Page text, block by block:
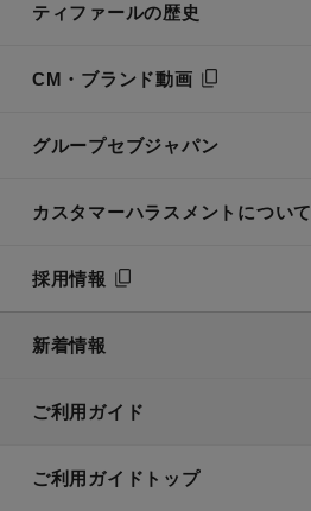
ティファールの歴史
CM・ブランド動画
グループセブジャパン
カスタマーハラスメントについて
採用情報
新着情報
ご利用ガイド
ご利用ガイドトップ